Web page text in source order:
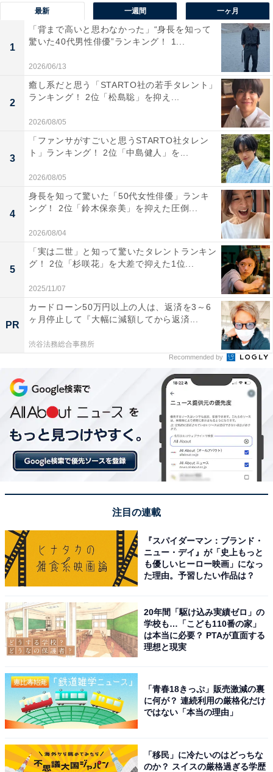
お渡し会イベント、一部終了しました！
きてくださった皆様ありがとうございます?
このお団子、美味しすぎてびっくり?
pic.twitter.com/52MadsYmTZ
— 北川景子/ Keiko Kitagawa (@KKeiko_official)
October 14, 2023
北川さんは、2023年に放送されたNHK大河ドラマ『どう
する家康』の茶々役など、ドラマや映画で活躍中の俳
優。2016年にはタレントのDAIGOさんと結婚しました。
2020年に第1子となる女児が誕生しましたが、結婚およ
び出産以降もテレビ番組やファッション雑誌などで活躍
されている様子が見られます。
回答者からは「役者としてのイメージが強いから」（新
潟県／40代男性）、「スタイルが崩れてないし、疲れた
感じもないから」（東京都／20代女性）、「いつまでも
綺麗で衰えがない」（長崎県／30代男性）、「美しい
し、子供がいても変わらずスタイルがいい」（長野県／
50代女性）といったコメントが寄せられています。
※回答者コメントは原文ママです
この記事の筆者：長谷川 優人
1990年生まれ。30代突入と同時期に未経験でライター業
を開始。日常系アニメと車好き。女性声優さんにも関心
をもち個人的にイベントへ参加している。現在の所有車
となった場所を聖地巡礼すべくドライブに出かける。
次ページ 10位までのランキング結果を見る
最新 一週間 一ヶ月
1
「背まで高いと思わなかった」“身長を知って
驚いた40代男性俳優”ランキング！ 1...
2026/06/13
2
癒し系だと思う「STARTO社の若手タレント」
ランキング！ 2位「松島聡」を抑え...
2026/08/05
3
「ファンサがすごいと思うSTARTO社タレン
ト」ランキング！ 2位「中島健人」を...
2026/08/05
4
身長を知って驚いた「50代女性俳優」ランキ
ング！ 2位「鈴木保奈美」を抑えた圧倒...
2026/08/04
5
「実は二世」と知って驚いたタレントランキン
グ！ 2位「杉咲花」を大差で抑えた1位...
2025/11/07
PR
カードローン50万円以上の人は、返済を3～6
ヶ月停止して『大幅に減額してから返済...
渋谷法務総合事務所
Recommended by
注目の連載
『スパイダーマン：ブランド・
ニュー・デイ』が「史上もっと
も優しいヒーロー映画」になっ
た理由。予習したい作品は？
20年間「駆け込み実績ゼロ」の
学校も…「こども110番の家」
は本当に必要？ PTAが直面する
理想と現実
「青春18きっぷ」販売激減の裏
に何が？ 連続利用の厳格化だけ
ではない「本当の理由」
「移民」に冷たいのはどっちな
のか？ スイスの厳格過ぎる学歴